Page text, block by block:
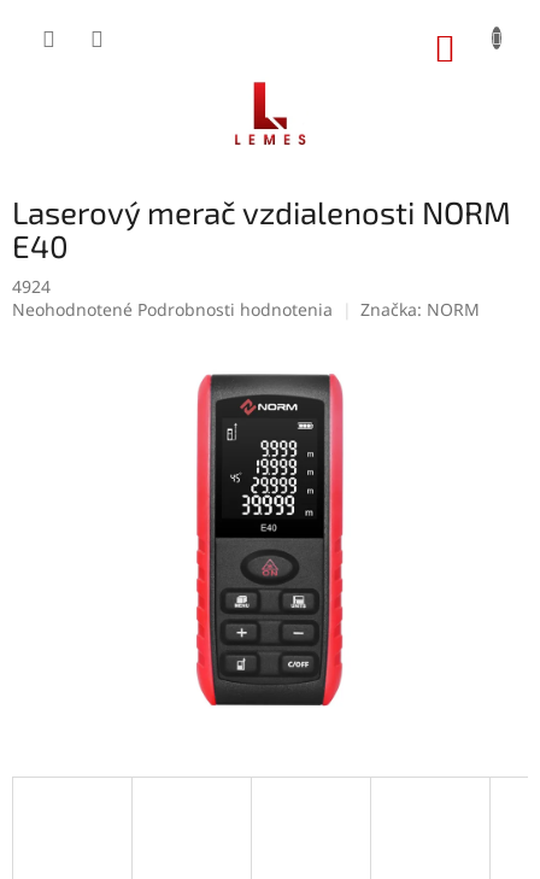
Laserový merač vzdialenosti NORM
E40
4924
Priemerné
Neohodnotené Podrobnosti hodnotenia Značka: NORM